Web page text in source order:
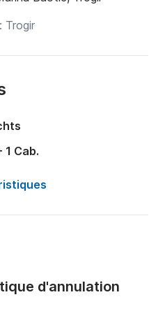
1 Cab.
d'annulation